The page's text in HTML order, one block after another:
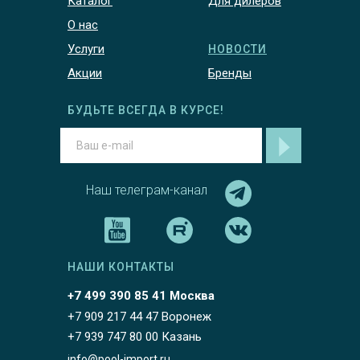
О нас
Услуги
Акции
НОВОСТИ
Бренды
Наш телеграм-канал
БУДЬТЕ ВСЕГДА В КУРСЕ!
+7 499 390 85 41 Москва
НАШИ КОНТАКТЫ
+7 909 217 44 47 Воронеж
+7 939 747 80 00 Казань